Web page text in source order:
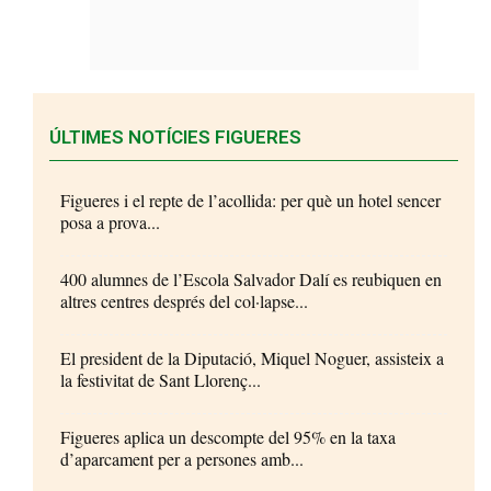
ÚLTIMES NOTÍCIES FIGUERES
Figueres i el repte de l’acollida: per què un hotel sencer
posa a prova...
400 alumnes de l’Escola Salvador Dalí es reubiquen en
altres centres després del col·lapse...
El president de la Diputació, Miquel Noguer, assisteix a
la festivitat de Sant Llorenç...
Figueres aplica un descompte del 95% en la taxa
d’aparcament per a persones amb...